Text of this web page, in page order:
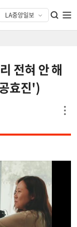
전혀 안 해
효진')